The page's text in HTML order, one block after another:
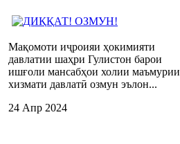
Мақомоти иҷроияи ҳокимияти
давлатии шаҳри Гулистон барои
ишғоли мансабҳои холии маъмурии
хизмати давлатӣ озмун эълон...
24 Апр 2024